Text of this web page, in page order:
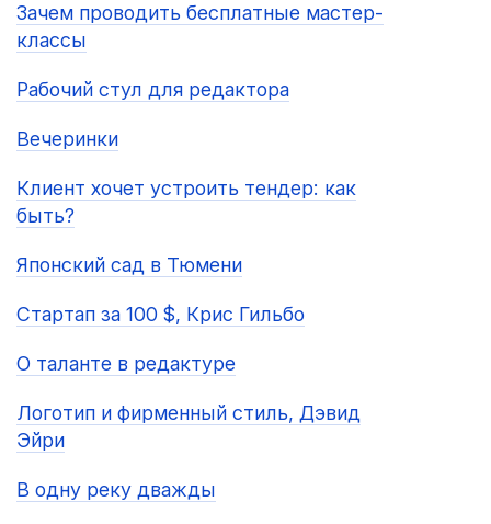
Зачем проводить бесплатные мастер-
классы
Рабочий стул для редактора
Вечеринки
Клиент хочет устроить тендер: как
быть?
Японский сад в Тюмени
Стартап за 100 $, Крис Гильбо
О таланте в редактуре
Логотип и фирменный стиль, Дэвид
Эйри
В одну реку дважды